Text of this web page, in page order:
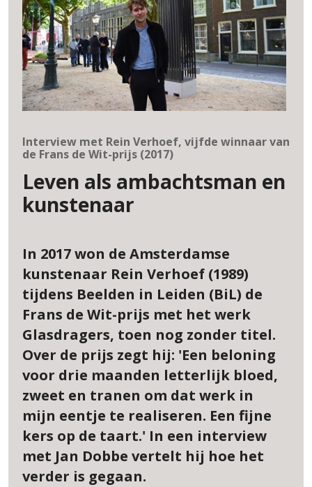
Interview met Rein Verhoef, vijfde winnaar van
de Frans de Wit-prijs (2017)
Leven als ambachtsman en
kunstenaar
In 2017 won de Amsterdamse
kunstenaar Rein Verhoef (1989)
tijdens Beelden in Leiden (BiL) de
Frans de Wit-prijs met het werk
Glasdragers, toen nog zonder titel.
Over de prijs zegt hij: 'Een beloning
voor drie maanden letterlijk bloed,
zweet en tranen om dat werk in
mijn eentje te realiseren. Een fijne
kers op de taart.' In een interview
met Jan Dobbe vertelt hij hoe het
verder is gegaan.